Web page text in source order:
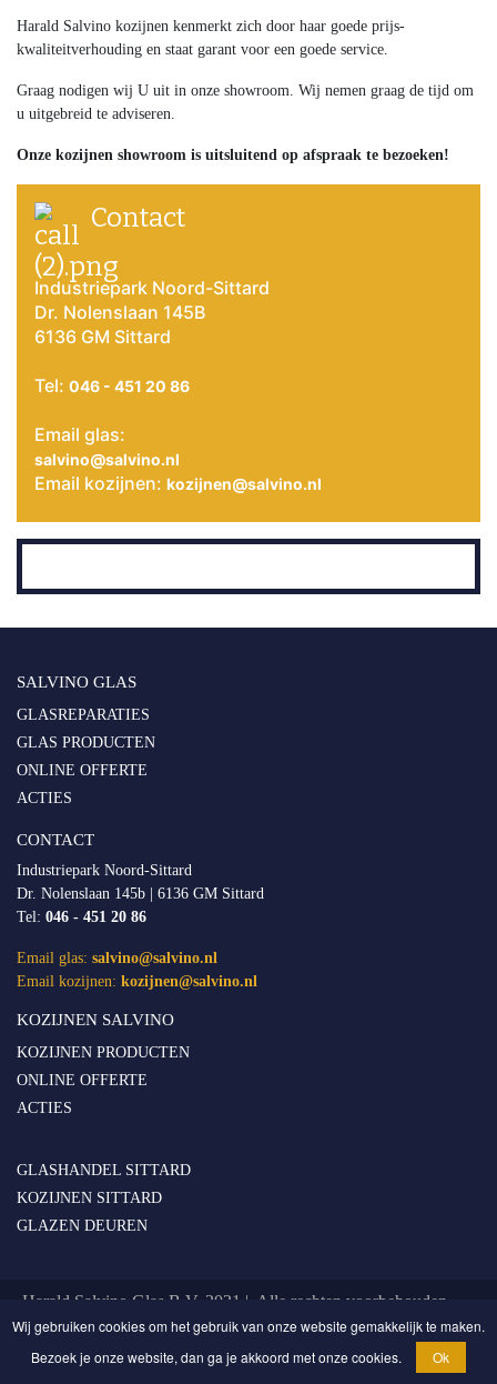
Harald Salvino kozijnen kenmerkt zich door haar goede prijs-
kwaliteitverhouding en staat garant voor een goede service.
Graag nodigen wij U uit in onze showroom. Wij nemen graag de tijd om
u uitgebreid te adviseren.
Onze kozijnen showroom is uitsluitend op afspraak te bezoeken!
Contact
Industriepark Noord-Sittard
Dr. Nolenslaan 145B
6136 GM Sittard
Tel: 046 - 451 20 86
Email glas:
salvino@salvino.nl
Email kozijnen: kozijnen@salvino.nl
SALVINO GLAS
GLASREPARATIES
GLAS PRODUCTEN
ONLINE OFFERTE
ACTIES
KOZIJNEN SALVINO
KOZIJNEN PRODUCTEN
ONLINE OFFERTE
ACTIES
GLASHANDEL SITTARD
KOZIJNEN SITTARD
GLAZEN DEUREN
CONTACT
Industriepark Noord-Sittard
Dr. Nolenslaan 145b | 6136 GM Sittard
Tel: 046 - 451 20 86
Email glas: salvino@salvino.nl
Email kozijnen: kozijnen@salvino.nl
Harald Salvino Glas B.V. 2021 | Alle rechten voorbehouden
Privacy & Cookie Statement
Wij gebruiken cookies om het gebruik van onze website gemakkelijk te maken.
Bezoek je onze website, dan ga je akkoord met onze cookies.
Ok